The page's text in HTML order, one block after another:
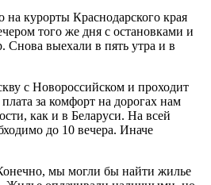
курорты Краснодарского края
того же дня с остановками и
Снова выехали в пять утра и в
с Новороссийском и проходит
за комфорт на дорогах нам
как и в Беларуси. На всей
до 10 вечера. Иначе
мы могли бы найти жилье